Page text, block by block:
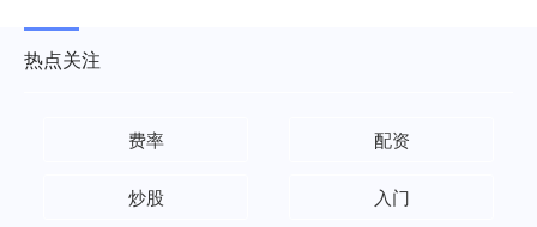
热点关注
费率 配资
炒股 入门